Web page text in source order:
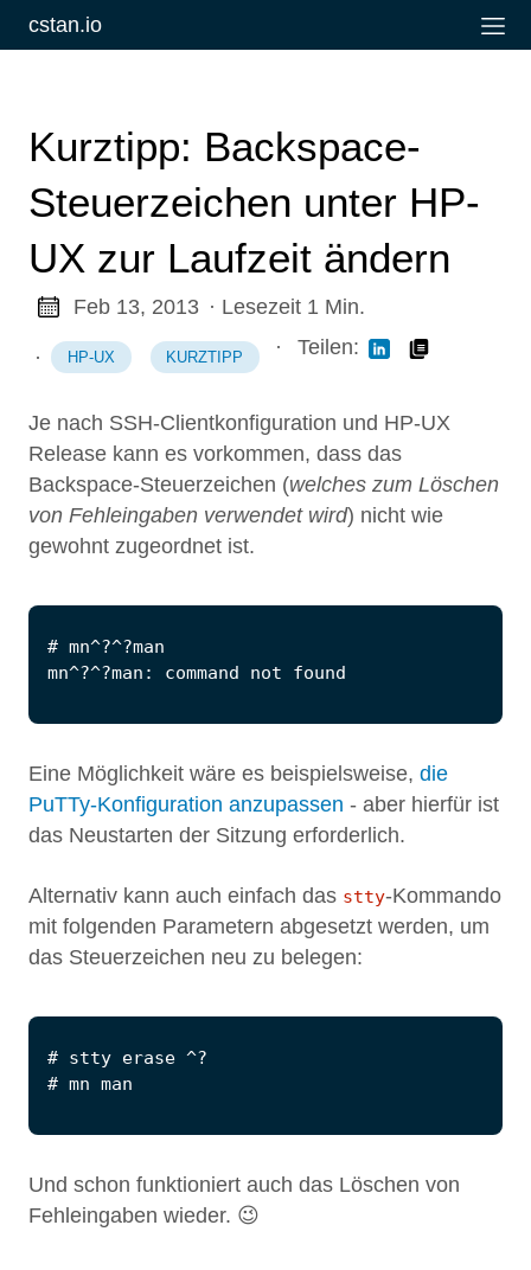
cstan.io
Kurztipp: Backspace-
Steuerzeichen unter HP-
UX zur Laufzeit ändern
Feb 13, 2013 · Lesezeit 1 Min.
· HP-UX KURZTIPP · Teilen:
Je nach SSH-Clientkonfiguration und HP-UX
Release kann es vorkommen, dass das
Backspace-Steuerzeichen (welches zum Löschen
von Fehleingaben verwendet wird) nicht wie
gewohnt zugeordnet ist.
Eine Möglichkeit wäre es beispielsweise, die
PuTTy-Konfiguration anzupassen - aber hierfür ist
das Neustarten der Sitzung erforderlich.
Alternativ kann auch einfach das stty-Kommando
mit folgenden Parametern abgesetzt werden, um
das Steuerzeichen neu zu belegen:
Und schon funktioniert auch das Löschen von
Fehleingaben wieder. 😉